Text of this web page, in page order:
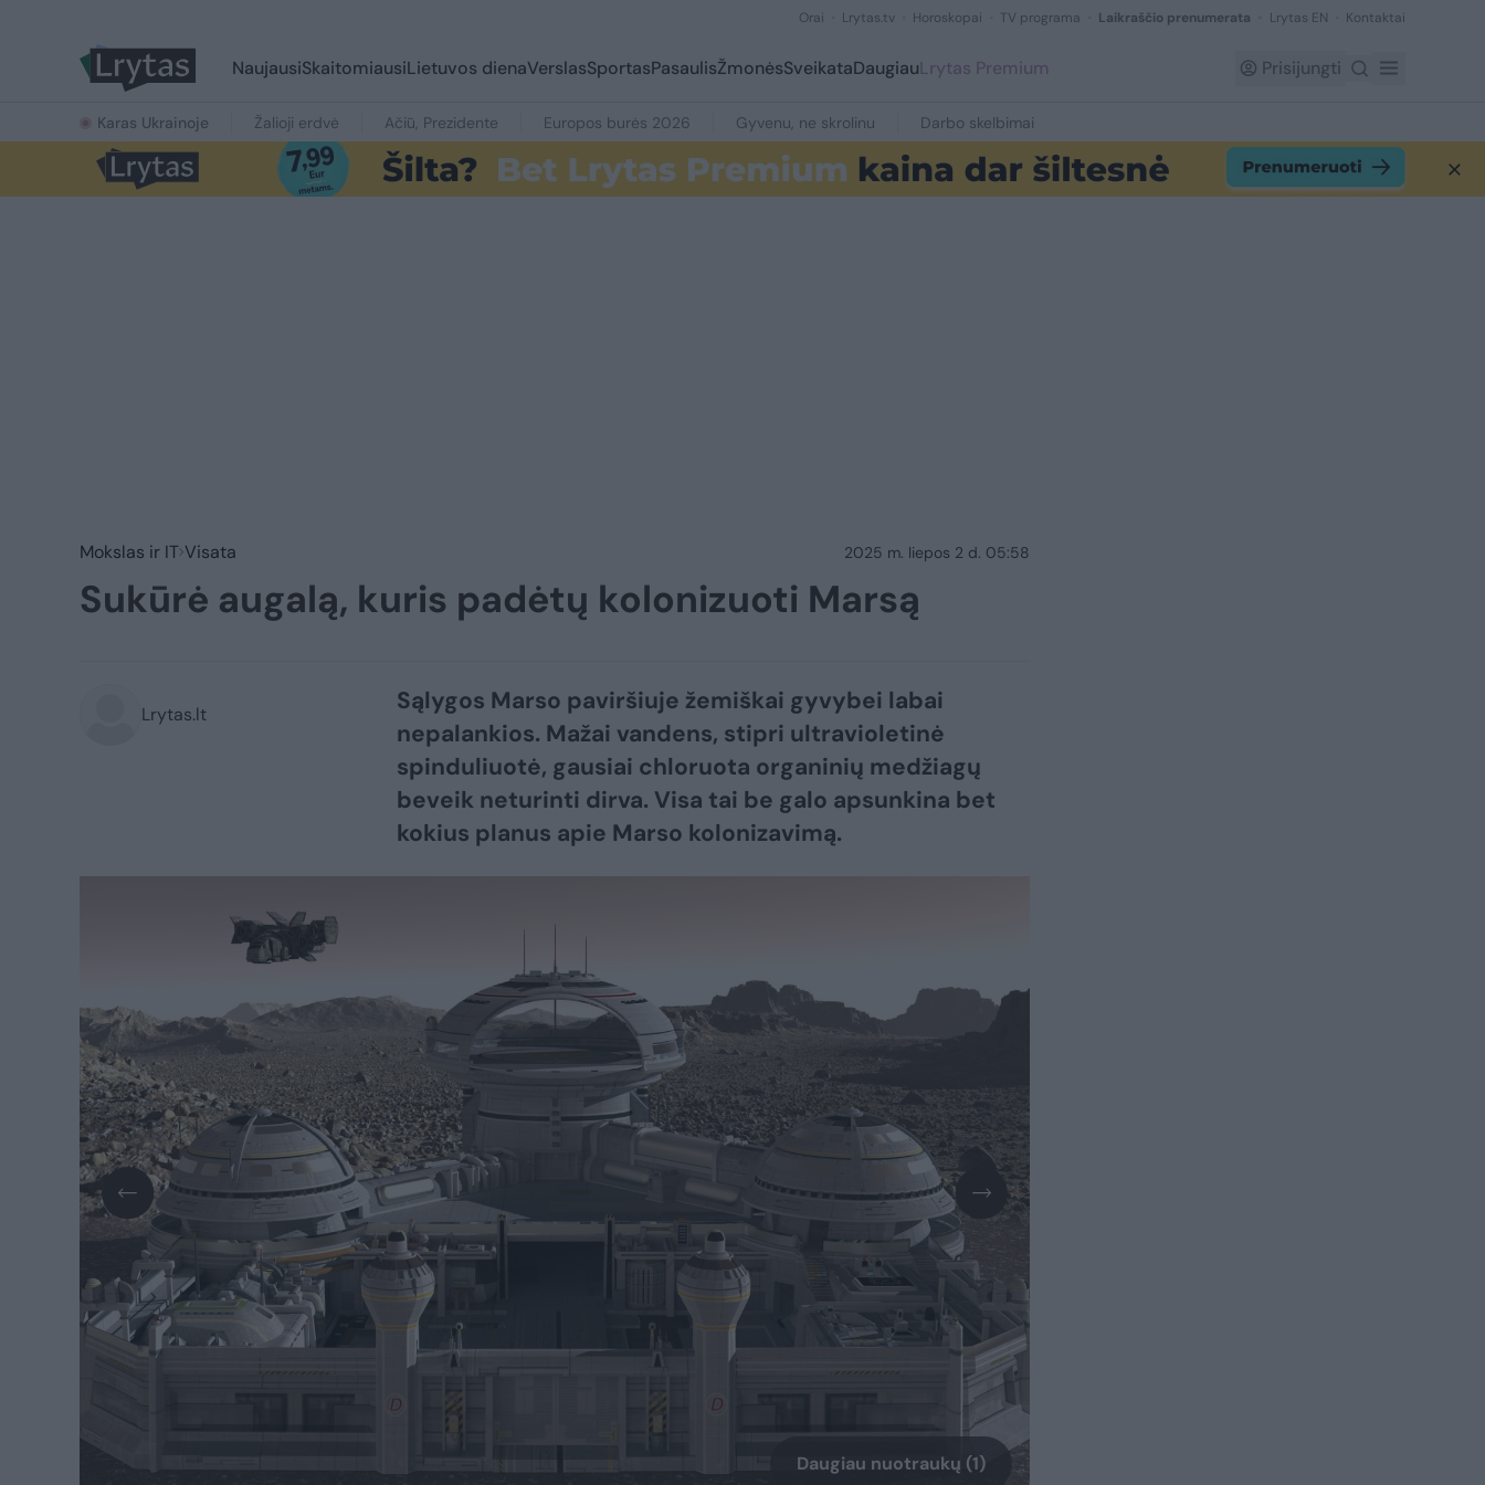
Orai Lrytas.tv Horoskopai TV programa Laikraščio prenumerata Lrytas EN Kontaktai
NaujausiSkaitomiausiLietuvos dienaVerslasSportasPasaulisŽmonėsSveikataDaugiauLrytas Premium Prisijungti
Karas Ukrainoje Žalioji erdvė Ačiū, Prezidente Europos burės 2026 Gyvenu, ne skrolinu Darbo skelbimai
Mokslas ir IT Visata 2025 m. liepos 2 d. 05:58
Sukūrė augalą, kuris padėtų kolonizuoti Marsą
Lrytas.lt
Sąlygos Marso paviršiuje žemiškai gyvybei labai
nepalankios. Mažai vandens, stipri ultravioletinė
spinduliuotė, gausiai chloruota organinių medžiagų
beveik neturinti dirva. Visa tai be galo apsunkina bet
kokius planus apie Marso kolonizavimą.
Daugiau nuotraukų (1)